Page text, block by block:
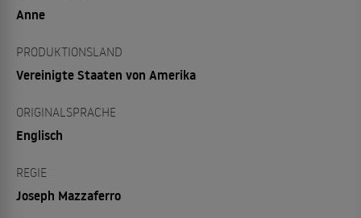
Anne
PRODUKTIONSLAND
Vereinigte Staaten von Amerika
ORIGINALSPRACHE
Englisch
REGIE
Joseph Mazzaferro